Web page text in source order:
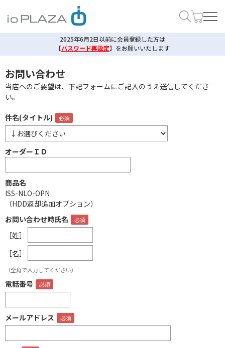
2025年6月2日以前に会員登録した方は
【パスワード再設定】 をお願いいたします
お問い合わせ
当店へのご要望は、下記フォームにご記入のうえ送信してくださ
い。
件名(タイトル)
オーダーＩＤ
商品名
ISS-NLO-OPN
（HDD返却追加オプション）
お問い合わせ時氏名
［姓］
［名］
（全角で入力してください）
電話番号
メールアドレス